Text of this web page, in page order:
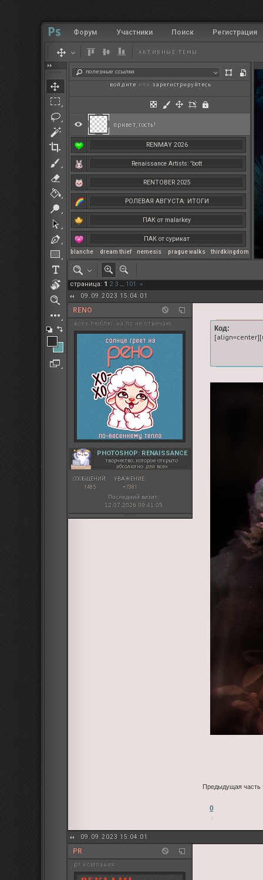
RENMAY 2026
Renaissance Artists: 'bott
RENTOBER 2025
РОЛЕВАЯ АВГУСТА: ИТОГИ
ПАК от malarkey
ПАК от сурикат
РЕНМАЙ
полезные ссылки
blanche – dream thief– nemesis – prague walks– thirdkingdom
Форум Участники Поиск Регистрация
АКТИВНЫЕ ТЕМЫ
привет, гость!
войдите или зарегистрируйтесь
страница: 1 2 3 … 101 »
09.09.2023 15:04:01
RENO
всех люблю. на лс не отвечаю
PHOTOSHOP: RENAISSANCE
творчество, которое открыто
абсолютно для всех
СООБЩЕНИЙ:
1485
УВАЖЕНИЕ:
+7381
Последний визит:
12.07.2026 09:41:05
Код:
Предыдущая
0
09.09.2023 15:04:01
PR
pr компания